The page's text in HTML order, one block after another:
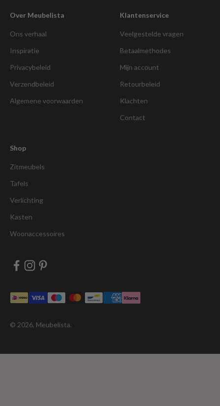
Over Meubelista
Ons verhaal
Inspiratie
Privacybeleid
Verzendbeleid
Algemene voorwaarden
Klantenservice
Veelgestelde vragen
Betaalmethodes
Mijn account
Retourbeleid
Klachten
Contact
Shop
Zitmeubels
Tafels
Verlichting
Kasten
Woonaccessoires
© 2026, Meubelista.